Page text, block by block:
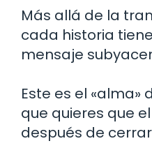
Más allá de la
cada historia
mensaje
Este es el «alma»
que quieres que
después de